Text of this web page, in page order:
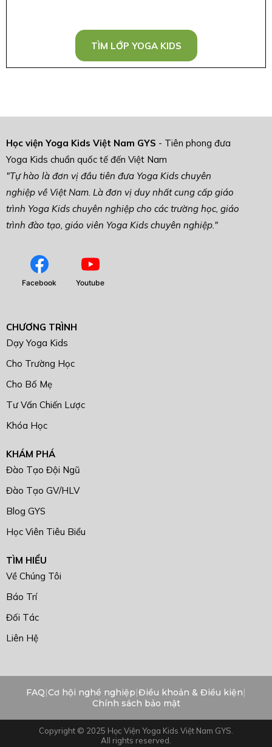
TÌM LỚP YOGA KIDS
Học viện Yoga Kids Việt Nam GYS - Tiên phong đưa
Yoga Kids chuẩn quốc tế đến Việt Nam
"Tự hào là đơn vị đầu tiên đưa Yoga Kids chuyên
nghiệp về Việt Nam. Là đơn vị duy nhất cung cấp giáo
trình Yoga Kids chuyên nghiệp cho các trường học, giáo
trình đào tạo, giáo viên Yoga Kids chuyên nghiệp."
Facebook Youtube
CHƯƠNG TRÌNH
Dạy Yoga Kids
Cho Trường Học
Cho Bố Mẹ
Tư Vấn Chiến Lược
Khóa Học
KHÁM PHÁ
Đào Tạo Đội Ngũ
Đào Tạo GV/HLV
Blog GYS
Học Viên Tiêu Biểu
TÌM HIỂU
Về Chúng Tôi
Báo Trí
Đối Tác
Liên Hệ
FAQ Cơ hội nghề nghiệp Điều khoản & Điều kiện
Chính sách bảo mật
Copyright © 2025 Học Viện Yoga Kids Việt Nam GYS.
All rights reserved.